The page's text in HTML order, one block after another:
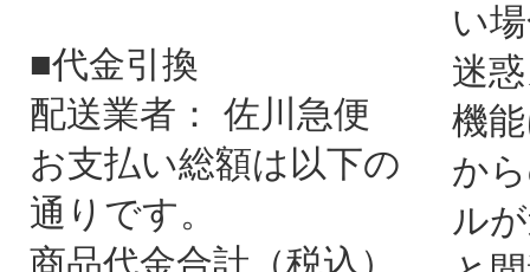
■代金引換
配送業者： 佐川急便
お支払い総額は以下の
通りです。
商品代金合計（税込）
い
迷
機
か
ル